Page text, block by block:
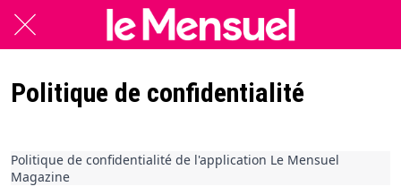
Politique de confidentialité
Politique de confidentialité de l'application Le Mensuel
Magazine